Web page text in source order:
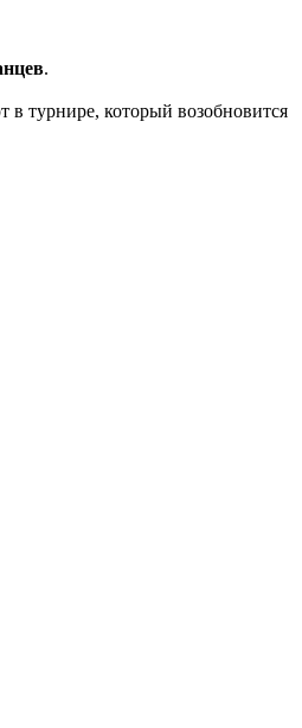
.
турнире, который возобновится